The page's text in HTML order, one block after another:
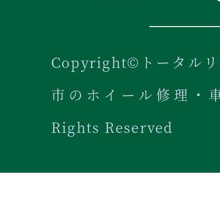
Copyright©トータルリ
市のホイール修理・
Rights Reserved